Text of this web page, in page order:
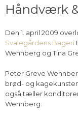
Håndværk
Den 1. april 2009
Svalegårdens Bageri
Wennberg og Tina
Peter Greve
brød- og
også tæller
Wennberg.